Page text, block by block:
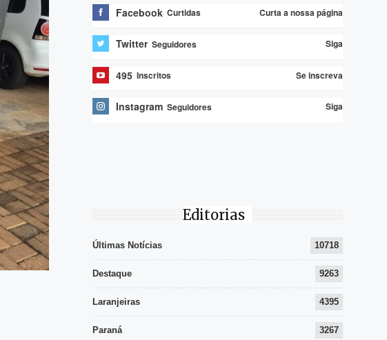
Facebook Curtidas Curta a nossa página
Twitter Seguidores Siga
495 Inscritos Se inscreva
Instagram Seguidores Siga
Editorias
Últimas Notícias 10718
Destaque 9263
Laranjeiras 4395
Paraná 3267